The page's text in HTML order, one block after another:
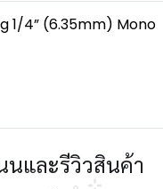
1/4” (6.35mm) Mono
นและรีวิวสินค้า